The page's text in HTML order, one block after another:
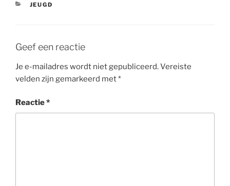
CATEGORIEËN
JEUGD
Geef een reactie
Je e-mailadres wordt niet gepubliceerd.Vereiste
velden zijn gemarkeerd met*
Reactie*